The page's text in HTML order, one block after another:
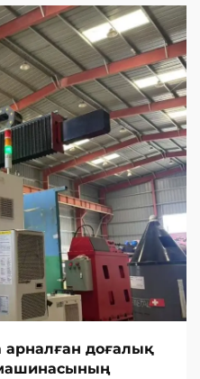
арналған доғалық